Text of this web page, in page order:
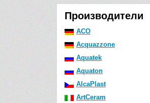
Производители
ACO
Acquazzone
Aquatek
Aquaton
AlcaPlast
ArtCeram